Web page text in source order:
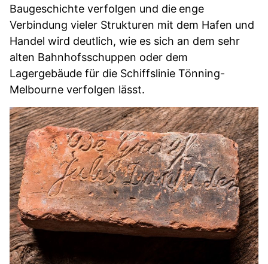
Baugeschichte verfolgen und die enge
Verbindung vieler Strukturen mit dem Hafen und
Handel wird deutlich, wie es sich an dem sehr
alten Bahnhofsschuppen oder dem
Lagergebäude für die Schiffslinie Tönning-
Melbourne verfolgen lässt.